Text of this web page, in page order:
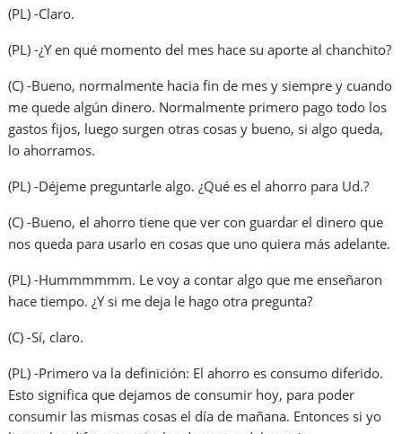
(PL) -Claro.
(PL) -¿Y en qué momento del mes hace su aporte al chanchito?
(C) -Bueno, normalmente hacia fin de mes y siempre y cuando
me quede algún dinero. Normalmente primero pago todo los
gastos fijos, luego surgen otras cosas y bueno, si algo queda,
lo ahorramos.
(PL) -Déjeme preguntarle algo. ¿Qué es el ahorro para Ud.?
(C) -Bueno, el ahorro tiene que ver con guardar el dinero que
nos queda para usarlo en cosas que uno quiera más adelante.
(PL) -Hummmmmm. Le voy a contar algo que me enseñaron
hace tiempo. ¿Y si me deja le hago otra pregunta?
(C) -Sí, claro.
(PL) -Primero va la definición: El ahorro es consumo diferido.
Esto significa que dejamos de consumir hoy, para poder
consumir las mismas cosas el día de mañana. Entonces si yo